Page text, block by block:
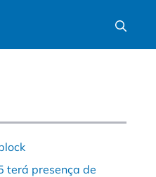
terá presença de